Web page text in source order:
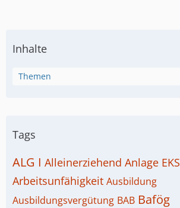
Inhalte
Themen
Tags
ALG I Alleinerziehend Anlage EKS
Arbeitsunfähigkeit Ausbildung
Ausbildungsvergütung BAB Bafög